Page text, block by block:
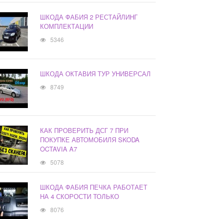
ШКОДА ФАБИЯ 2 РЕСТАЙЛИНГ
КОМПЛЕКТАЦИИ
5346
ШКОДА ОКТАВИЯ ТУР УНИВЕРСАЛ
8749
КАК ПРОВЕРИТЬ ДСГ 7 ПРИ
ПОКУПКЕ АВТОМОБИЛЯ SKODA
OCTAVIA A7
5078
ШКОДА ФАБИЯ ПЕЧКА РАБОТАЕТ
НА 4 СКОРОСТИ ТОЛЬКО
8076